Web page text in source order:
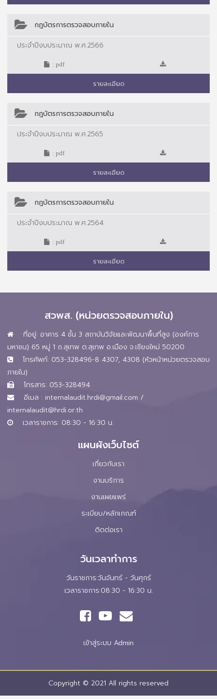
กฎบัตรการตรวจสอบภายใน
ประจำปีงบประมาณ พ.ศ.2566
: pdf
รายละเอียด
กฎบัตรการตรวจสอบภายใน
ประจำปีงบประมาณ พ.ศ.2565
: pdf
รายละเอียด
กฎบัตรการตรวจสอบภายใน
ประจำปีงบประมาณ พ.ศ.2564
: pdf
รายละเอียด
สวพส. (หน่วยตรวจสอบภายใน)
ที่อยู่: อาคาร 4 ชั้น 3 สถาบันวิจัยและพัฒนาพื้นที่สูง (องค์การ
มหาชน) 65 หมู่ 1 ถ.สุเทพ ต.สุเทพ อ.เมือง จ.เชียงใหม่ 50200
โทรศัพท์: 053-328496-8 4307, 4308 (หัวหน้าหน่วยตรวจสอบ
ภายใน)
โทรสาร: 053-328494
อีเมล : internalaudit.hrdi@gmail.com /
internalaudit@hrdi.or.th
เวลาราชการ: 08:30 - 16:30 น.
แผนผังเว็บไซต์
เกี่ยวกับเรา
งานบริการ
งานเผยแพร่
ระเบียบ/หลักเกณฑ์
ติดต่อเรา
วันเวลาทำการ
วันราชการ:วันจันทร์ - วันศุกร์
เวลาราชการ:08:30 - 16:30 น.
เข้าสู่ระบบ Admin
Copyright © 2021 All rights reserved